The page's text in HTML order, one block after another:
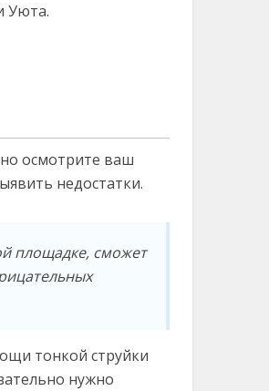
Уюта.
осмотрите ваш
недостатки.
площадке, сможет
тонкой струйки
нужно